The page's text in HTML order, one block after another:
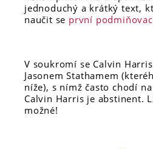
jednoduchý a krátký text,
naučit se první
V soukromí se Calvin
Jasonem Stathamem
níže), s nímž často chodí
Calvin Harris je abstinent.
možné!